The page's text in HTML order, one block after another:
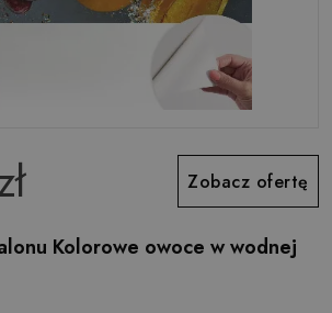
Zobacz ofertę
Kolorowe owoce w wodnej